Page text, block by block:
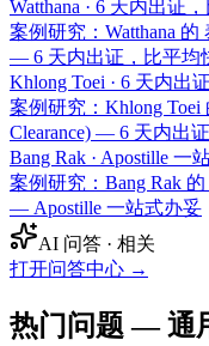
Watthana · 6 天内出证
案例研究：Watthana 的
— 6 天内出证，比平均
Khlong Toei · 6 天内出
案例研究：Khlong Toei
Clearance) — 6 天内出
Bang Rak · Apostille 一
案例研究：Bang Rak
— Apostille 一站式办妥
AI 问答 · 相关
打开问答中心 →
热门问题 — 通